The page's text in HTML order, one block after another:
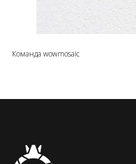
Команда wowmosaic